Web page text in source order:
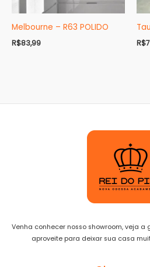
Melbourne – R63 POLIDO
R$83,99 R$
Venha conhecer nosso showroom, veja
aproveite para deixar sua casa